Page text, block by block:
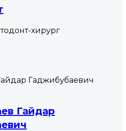
хирург
Гайдар